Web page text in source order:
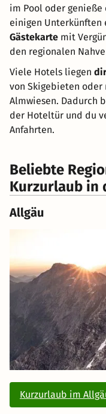
im Pool oder
einigen Unterkünften
Gästekarte mit
den regionalen
Viele Hotels liegen
von Skigebieten oder
Almwiesen. Dadurch
der Hoteltür und du
Anfahrten.
Beliebte
Kurzurlaub in
Allgäu
Kurzurlaub im